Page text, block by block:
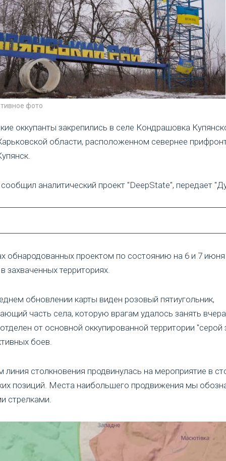
фото
оккупанты закрепились в селе Кондрашовка
области, расположенном севернее
аналитический проект "DeepState", передает
обнародованных проектом по состоянию на 6 и 7
захваченных территориях.
обновлении карты виден розовый пятиугольник,
часть села, которую врагам удалось занять
от основной оккупированной территории "серой
боев.
линия столкновения продвинулась на мероприятие в
позиций. Места наибольшего продвижения мы
стрелками.